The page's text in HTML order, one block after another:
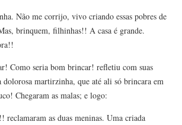
Não me corrijo, vivo criando essas pobres de
brinquem, filhinhas!! A casa é grande.
Como seria bom brincar! refletiu com suas
dolorosa martirzinha, que até ali só brincara em
Chegaram as malas; e logo:
as duas meninas. Uma criada